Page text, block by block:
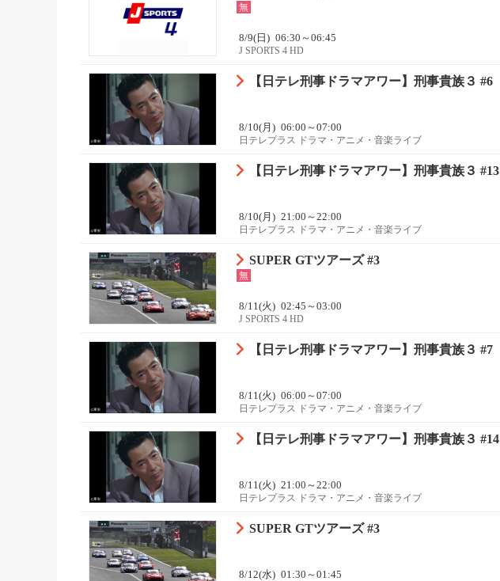
無
8/9(日) 06:30～06:45
J SPORTS 4 HD
【日テレ刑事ドラマアワー】刑事貴族３ #6
8/10(月) 06:00～07:00
日テレプラス ドラマ・アニメ・音楽ライブ
【日テレ刑事ドラマアワー】刑事貴族３ #13
8/10(月) 21:00～22:00
日テレプラス ドラマ・アニメ・音楽ライブ
SUPER GTツアーズ #3
無
8/11(火) 02:45～03:00
J SPORTS 4 HD
【日テレ刑事ドラマアワー】刑事貴族３ #7
8/11(火) 06:00～07:00
日テレプラス ドラマ・アニメ・音楽ライブ
【日テレ刑事ドラマアワー】刑事貴族３ #14
8/11(火) 21:00～22:00
日テレプラス ドラマ・アニメ・音楽ライブ
SUPER GTツアーズ #3
8/12(水) 01:30～01:45